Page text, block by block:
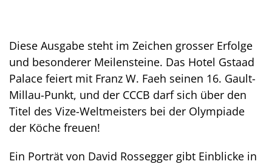
Diese Ausgabe steht im Zeichen grosser Erfolge
und besonderer Meilensteine. Das Hotel Gstaad
Palace feiert mit Franz W. Faeh seinen 16. Gault-
Millau-Punkt, und der CCCB darf sich über den
Titel des Vize-Weltmeisters bei der Olympiade
der Köche freuen!
Ein Porträt von David Rossegger gibt Einblicke in